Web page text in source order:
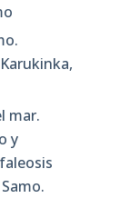
mar.
y